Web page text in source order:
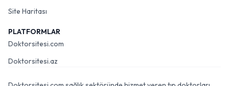
Site Haritası
PLATFORMLAR
Doktorsitesi.com
Doktorsitesi.az